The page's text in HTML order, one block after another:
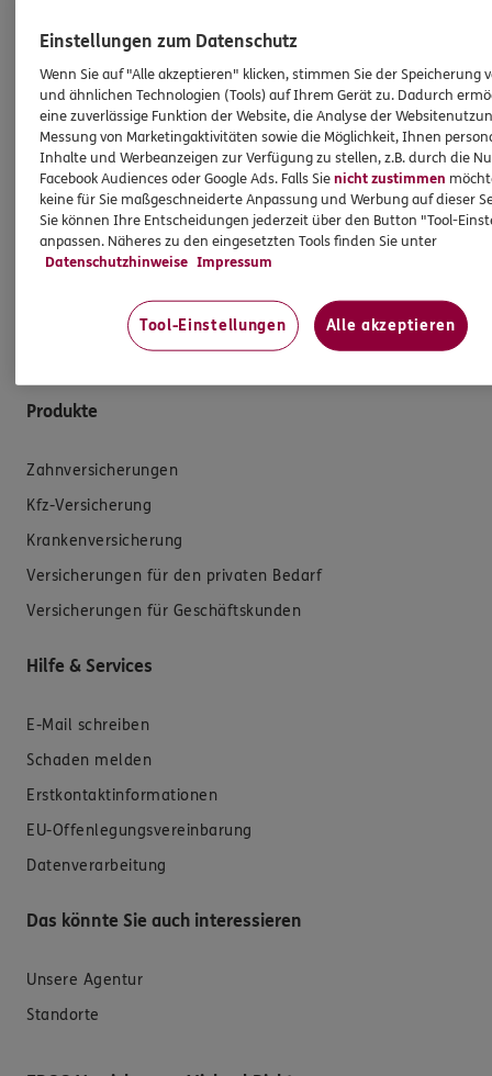
den vermittelten Versicherungsanlageprodukten
einhergehen. Dies gilt ebenso für die Vergütung der
Angestellten in meiner Agentur und/oder sonstige für
die Agentur tätige Personen. Die Berücksichtigung von
Nachhaltigkeitsrisiken hat insbesondere keinen Einfluss
darauf, ob ich für die Vermittlung eines
Versicherungsanlageproduktes eine Vergütung erhalte
oder darauf, wie hoch diese Vergütung ausfällt.
Gleiches gilt für die Vergütung von Mitarbeitern
Produkte
Zahnversicherungen
Kfz-Versicherung
Krankenversicherung
Versicherungen für den privaten Bedarf
Versicherungen für Geschäftskunden
Hilfe & Services
E-Mail schreiben
Schaden melden
Erstkontaktinformationen
EU-Offenlegungsvereinbarung
Datenverarbeitung
Das könnte Sie auch interessieren
Unsere Agentur
Standorte
Einstellungen zum Datenschutz
Wenn Sie auf "Alle akzeptieren" klicken, stimmen Sie der Speicherung
und ähnlichen Technologien (Tools) auf Ihrem Gerät zu. Dadurch
eine zuverlässige Funktion der Website, die Analyse der
Messung von Marketingaktivitäten sowie die Möglichkeit, Ihnen
Inhalte und Werbeanzeigen zur Verfügung zu stellen, z.B. durch die
Facebook Audiences oder Google Ads. Falls Sienicht zustimmen
keine für Sie maßgeschneiderte Anpassung und Werbung auf dieser
Sie können Ihre Entscheidungen jederzeit über den Button "Tool-
anpassen. Näheres zu den eingesetzten Tools finden Sie unter
Datenschutzhinweise Impressum
Tool-Einstellungen Alle akzeptieren